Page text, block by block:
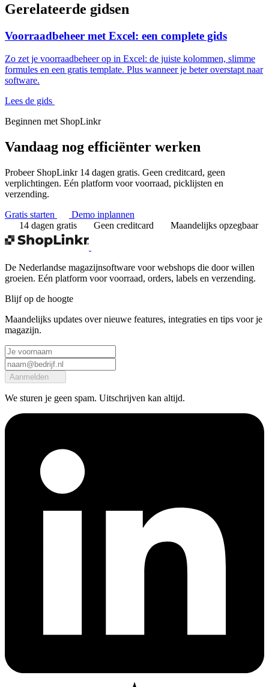
Gerelateerde gidsen
Voorraadbeheer met Excel: een complete gids
Zo zet je voorraadbeheer op in Excel: de juiste kolommen, slimme
formules en een gratis template. Plus wanneer je beter overstapt naar
software.
Lees de gids
Beginnen met ShopLinkr
Vandaag nog efficiënter werken
Probeer ShopLinkr 14 dagen gratis. Geen creditcard, geen
verplichtingen. Eén platform voor voorraad, picklijsten en
verzending.
Gratis starten
Demo inplannen
14 dagen gratis
Geen creditcard Maandelijks opzegbaar
De Nederlandse magazijnsoftware voor webshops die door willen
groeien. Eén platform voor voorraad, orders, labels en verzending.
Blijf op de hoogte
Maandelijks updates over nieuwe features, integraties en tips voor je
magazijn.
Aanmelden
We sturen je geen spam. Uitschrijven kan altijd.